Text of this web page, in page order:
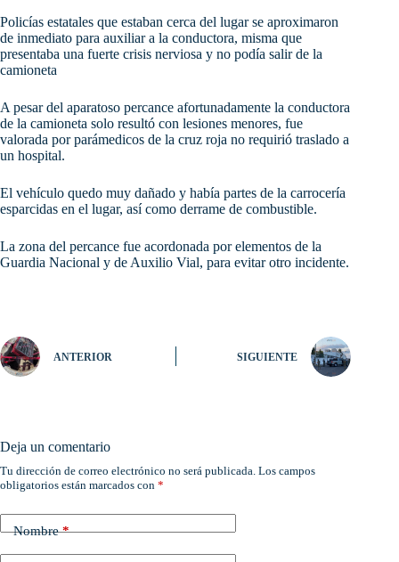
Policías estatales que estaban cerca del lugar se aproximaron
de inmediato para auxiliar a la conductora, misma que
presentaba una fuerte crisis nerviosa y no podía salir de la
camioneta
A pesar del aparatoso percance afortunadamente la conductora
de la camioneta solo resultó con lesiones menores, fue
valorada por parámedicos de la cruz roja no requirió traslado a
un hospital.
El vehículo quedo muy dañado y había partes de la carrocería
esparcidas en el lugar, así como derrame de combustible.
La zona del percance fue acordonada por elementos de la
Guardia Nacional y de Auxilio Vial, para evitar otro incidente.
ANTERIOR SIGUIENTE
Deja un comentario
Tu dirección de correo electrónico no será publicada. Los campos
obligatorios están marcados con *
Nombre*